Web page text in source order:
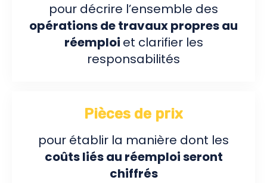
pour décrire l’ensemble des
opérations de travaux propres au
réemploi et clarifier les
responsabilités
Pièces de prix
pour établir la manière dont les
coûts liés au réemploi seront
chiffrés